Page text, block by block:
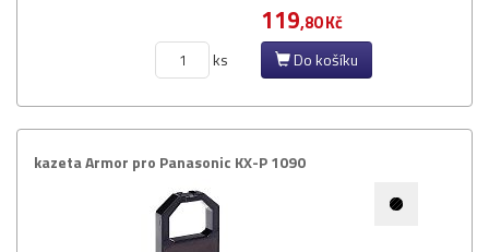
119,80 Kč
ks Do košíku
kazeta Armor pro Panasonic KX-​P 1090